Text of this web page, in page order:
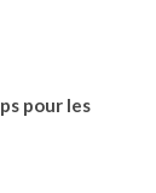
pour les